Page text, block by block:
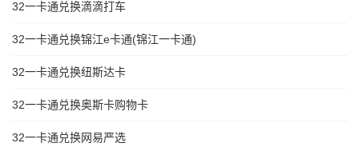
32一卡通兑换滴滴打车
32一卡通兑换锦江e卡通(锦江一卡通)
32一卡通兑换纽斯达卡
32一卡通兑换奥斯卡购物卡
32一卡通兑换网易严选